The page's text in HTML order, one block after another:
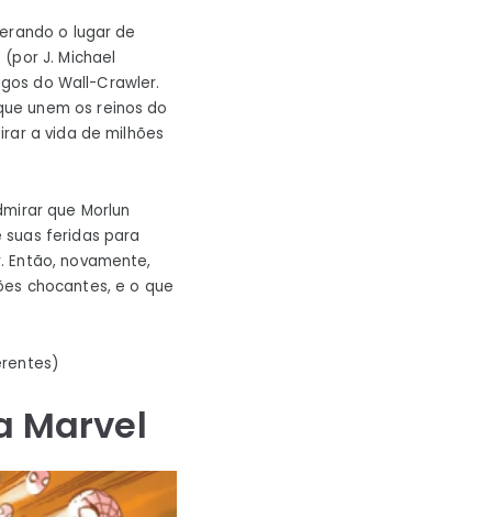
o lugar de
J. Michael
do Wall-Crawler.
unem os reinos do
a vida de milhões
que Morlun
feridas para
novamente,
chocantes, e o que
Marvel